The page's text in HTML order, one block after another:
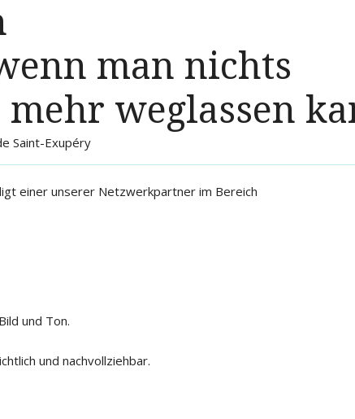
man nichts
mehr weglassen
Saint-Exupéry
einer unserer Netzwerkpartner im Bereich
und Ton.
und nachvollziehbar.